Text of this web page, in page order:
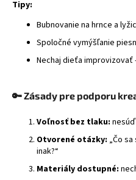
Tipy:
Bubnovanie na hrnce a
Spoločné vymýšľanie
Nechaj dieťa improvizovať
🔑Zásady pre podporu
Voľnosť bez tlaku:
Otvorené otázky: „Čo
inak?“
Materiály dostupné: